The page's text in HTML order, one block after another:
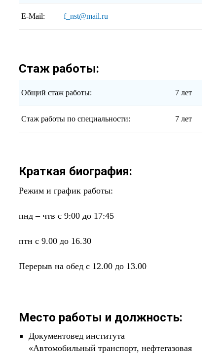
E-Mail: f_nst@mail.ru
Стаж работы:
Общий стаж работы: 7 лет
Стаж работы по специальности: 7 лет
Краткая биография:
Режим и график работы:
пнд – чтв с 9:00 до 17:45
птн с 9.00 до 16.30
Перерыв на обед с 12.00 до 13.00
Место работы и должность:
Документовед института
«Автомобильный транспорт, нефтегазовая